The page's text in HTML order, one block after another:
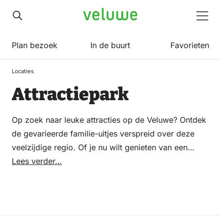
Veluwe
Plan bezoek In de buurt Favorieten
Locaties
Attractiepark
Op zoek naar leuke attracties op de Veluwe? Ontdek
de gevarieerde familie-uitjes verspreid over deze
veelzijdige regio. Of je nu wilt genieten van een
dagje dierentuin te midden van de natuur of de
Lees verder…